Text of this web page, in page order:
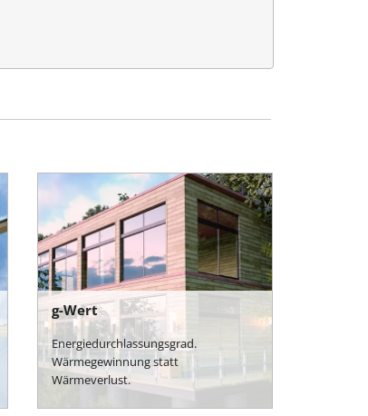
g-Wert
Energiedurchlassungsgrad.
Wärmegewinnung statt
Wärmeverlust.